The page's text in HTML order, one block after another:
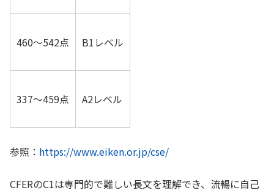
460〜542点 B1レベル
337〜459点 A2レベル
参照： https://www.eiken.or.jp/cse/
CFERのC1は専門的で難しい長文を理解でき、流暢に自己